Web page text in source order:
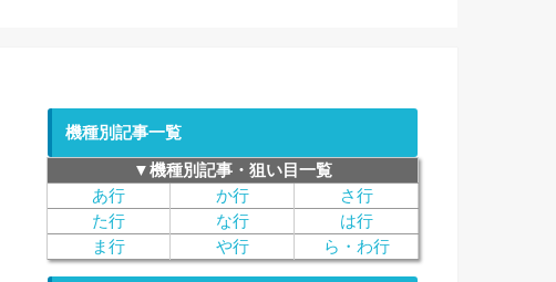
機種別記事一覧
▼機種別記事・狙い目一覧
あ行
か行
さ行
た行
な行
は行
ま行
や行 ら・わ行